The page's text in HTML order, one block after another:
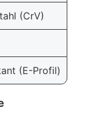
(CrV)
(E-Profil)